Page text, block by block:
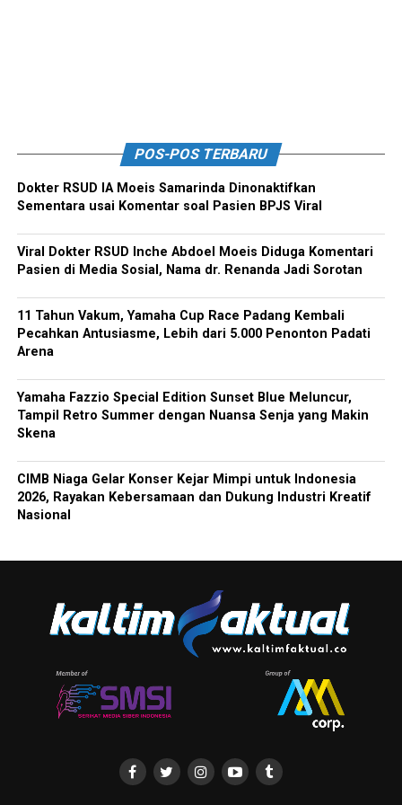
POS-POS TERBARU
Dokter RSUD IA Moeis Samarinda Dinonaktifkan
Sementara usai Komentar soal Pasien BPJS Viral
Viral Dokter RSUD Inche Abdoel Moeis Diduga Komentari
Pasien di Media Sosial, Nama dr. Renanda Jadi Sorotan
11 Tahun Vakum, Yamaha Cup Race Padang Kembali
Pecahkan Antusiasme, Lebih dari 5.000 Penonton Padati
Arena
Yamaha Fazzio Special Edition Sunset Blue Meluncur,
Tampil Retro Summer dengan Nuansa Senja yang Makin
Skena
CIMB Niaga Gelar Konser Kejar Mimpi untuk Indonesia
2026, Rayakan Kebersamaan dan Dukung Industri Kreatif
Nasional